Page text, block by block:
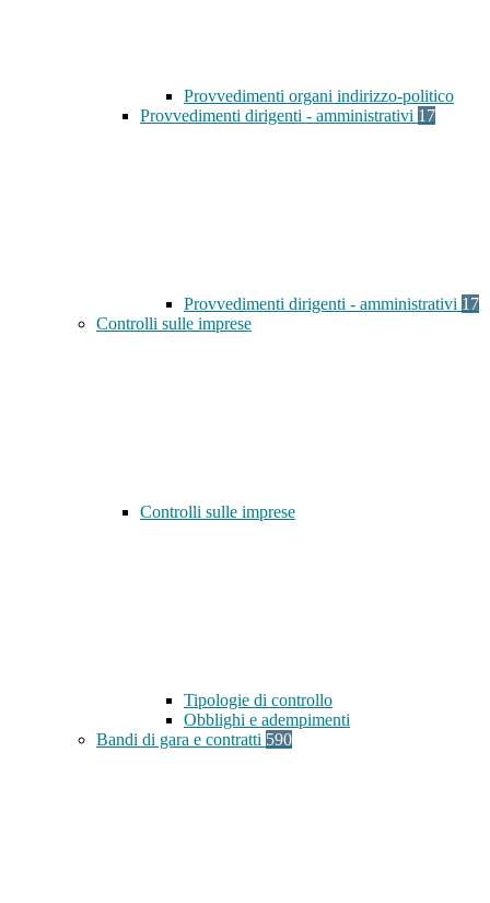
Provvedimenti organi indirizzo-politico
Provvedimenti dirigenti - amministrativi 17
Provvedimenti dirigenti - amministrativi 17
Controlli sulle imprese
Controlli sulle imprese
Tipologie di controllo
Obblighi e adempimenti
Bandi di gara e contratti 590